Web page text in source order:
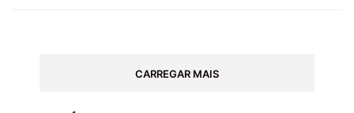
CARREGAR MAIS